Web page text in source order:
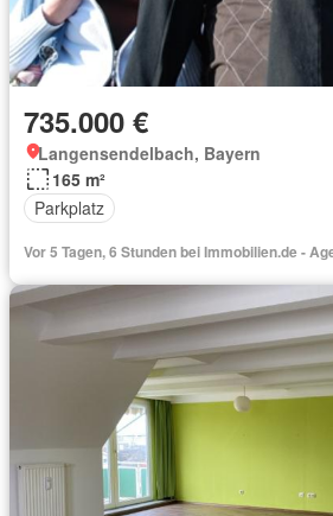
735.000 €
Langensendelbach, Bayern
165 m²
Parkplatz
Vor 5 Tagen, 6 Stunden bei Immobilien.de -